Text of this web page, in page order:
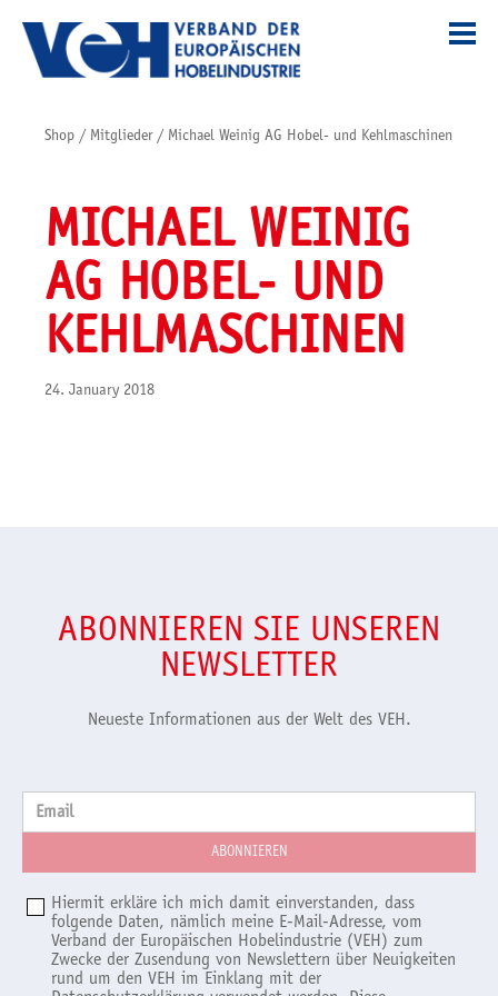
Shop / Mitglieder/ Michael Weinig AG Hobel- und Kehlmaschinen
MICHAEL WEINIG
AG HOBEL- UND
KEHLMASCHINEN
24. January 2018
ABONNIEREN SIE UNSEREN
NEWSLETTER
Neueste Informationen aus der Welt des VEH.
Email
Hiermit erkläre ich mich damit einverstanden, dass
folgende Daten, nämlich meine E-Mail-Adresse, vom
Verband der Europäischen Hobelindustrie (VEH) zum
Zwecke der Zusendung von Newslettern über Neuigkeiten
rund um den VEH im Einklang mit der